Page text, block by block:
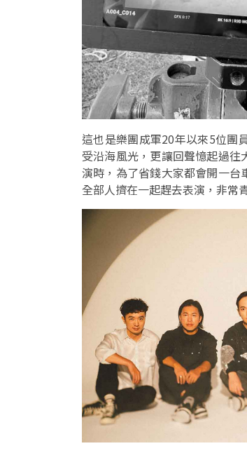
這也是樂團成軍20年以來5位團
受沿海風光，更讓回聲憶起過
演時，為了省錢大家都會開一台
全部人擠在一起趕去表演，非常